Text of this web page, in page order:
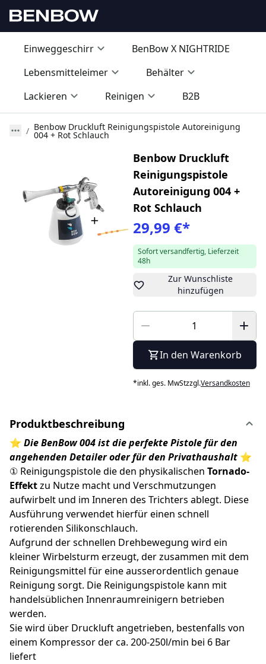
Einweggeschirr
BenBow X NIGHTRIDE
Lebensmitteleimer
Behälter
Lackieren
Reinigen B2B
Benbow Druckluft Reinigungspistole Autoreinigung
004 + Rot Schlauch
Benbow Druckluft
Reinigungspistole
Autoreinigung 004 +
Rot Schlauch
29,99 €*
Sofort versandfertig, Lieferzeit
48h
Zur Wunschliste
hinzufügen
In den Warenkorb
*inkl. ges. MwStzzgl.Versandkosten
Produktbeschreibung
⭐ Die BenBow 004 ist die perfekte Pistole für den
angehenden Detailer oder für den Privathaushalt ⭐
① Reinigungspistole die den physikalischen Tornado-
Effektzu Nutze macht und Verschmutzungen
aufwirbelt und im Inneren des Trichters ablegt. Diese
Ausführung verwendet hierfür einen schnell
rotierenden Silikonschlauch.
Aufgrund der schnellen Drehbewegung wird ein
kleiner Wirbelsturm erzeugt, der zusammen mit dem
Reinigungsmittel für eine ausserordentlich genaue
Reinigung sorgt. Die Reinigungspistole kann mit
handelsüblichen Innenraumreinigern betrieben
werden.
Sie wird über Druckluft angetrieben, bestenfalls von
einem Kompressor der ca. 200-250l/min bei 6 Bar
liefert